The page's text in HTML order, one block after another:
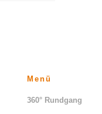
Menü
360° Rundgang